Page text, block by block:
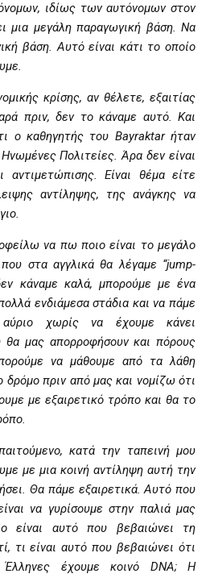
ιδίως των αυτόνομων στον
μια μεγάλη παραγωγική βάση. Να
βάση. Αυτό είναι κάτι το οποίο
κρίσης, αν θέλετε, εξαιτίας
πριν, δεν το κάναμε αυτό. Και
ο καθηγητής του Bayraktar ήταν
Πολιτείες. Άρα δεν είναι
Είναι θέμα είτε
αντίληψης, της ανάγκης να
να πω ποιο είναι το μεγάλο
στα αγγλικά θα λέγαμε “jump-
κάναμε καλά, μπορούμε με ένα
ενδιάμεσα στάδια και να πάμε
χωρίς να έχουμε κάνει
θα μας απορροφήσουν και πόρους
να μάθουμε από τα λάθη
πριν από μας και νομίζω ότι
με εξαιρετικό τρόπο και θα το
κατά την ταπεινή μου
με μια κοινή αντίληψη αυτή την
Θα πάμε εξαιρετικά. Αυτό που
να γυρίσουμε στην παλιά μας
είναι αυτό που βεβαιώνει τη
τι είναι αυτό που βεβαιώνει ότι
Έλληνες έχουμε κοινό DNA; Η